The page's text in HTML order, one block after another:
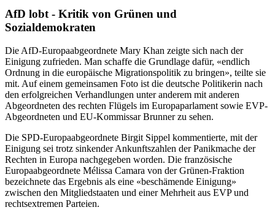
AfD lobt - Kritik von Grünen und
Sozialdemokraten
Die AfD-Europaabgeordnete Mary Khan zeigte sich nach der
Einigung zufrieden. Man schaffe die Grundlage dafür, «endlich
Ordnung in die europäische Migrationspolitik zu bringen», teilte sie
mit. Auf einem gemeinsamen Foto ist die deutsche Politikerin nach
den erfolgreichen Verhandlungen unter anderem mit anderen
Abgeordneten des rechten Flügels im Europaparlament sowie EVP-
Abgeordneten und EU-Kommissar Brunner zu sehen.
Die SPD-Europaabgeordnete Birgit Sippel kommentierte, mit der
Einigung sei trotz sinkender Ankunftszahlen der Panikmache der
Rechten in Europa nachgegeben worden. Die französische
Europaabgeordnete Mélissa Camara von der Grünen-Fraktion
bezeichnete das Ergebnis als eine «beschämende Einigung»
zwischen den Mitgliedstaaten und einer Mehrheit aus EVP und
rechtsextremen Parteien.